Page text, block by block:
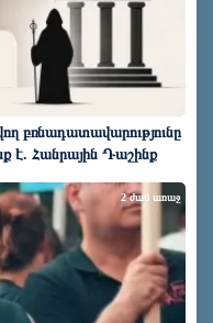
բռնադատավարությունը
է. Հանրային Դաշինք
2 ժամ առաջ